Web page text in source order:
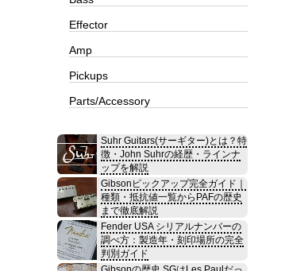
Effector
Amp
Pickups
Parts/Accessory
Suhr Guitars(サーギター)とは？特
徴・John Suhrの経歴・ラインナ
ップを解説
Gibsonピックアップ完全ガイド｜
種類・抵抗値一覧からPAFの歴史
まで徹底解説
Fender USA シリアルナンバーの
調べ方：製造年・刻印場所の完全
判別ガイド